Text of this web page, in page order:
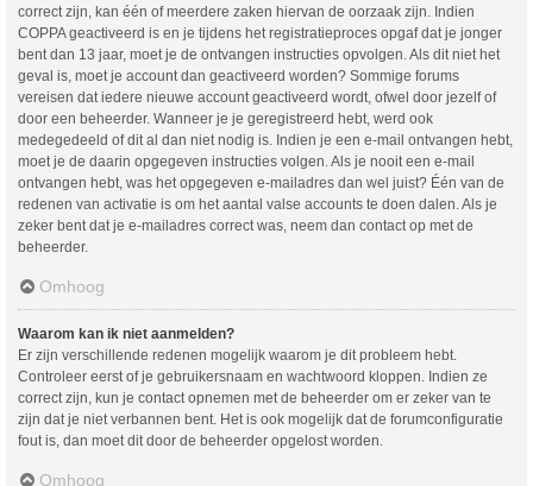
correct zijn, kan één of meerdere zaken hiervan de oorzaak zijn. Indien
COPPA geactiveerd is en je tijdens het registratieproces opgaf dat je jonger
bent dan 13 jaar, moet je de ontvangen instructies opvolgen. Als dit niet het
geval is, moet je account dan geactiveerd worden? Sommige forums
vereisen dat iedere nieuwe account geactiveerd wordt, ofwel door jezelf of
door een beheerder. Wanneer je je geregistreerd hebt, werd ook
medegedeeld of dit al dan niet nodig is. Indien je een e-mail ontvangen hebt,
moet je de daarin opgegeven instructies volgen. Als je nooit een e-mail
ontvangen hebt, was het opgegeven e-mailadres dan wel juist? Één van de
redenen van activatie is om het aantal valse accounts te doen dalen. Als je
zeker bent dat je e-mailadres correct was, neem dan contact op met de
beheerder.
Omhoog
Waarom kan ik niet aanmelden?
Er zijn verschillende redenen mogelijk waarom je dit probleem hebt.
Controleer eerst of je gebruikersnaam en wachtwoord kloppen. Indien ze
correct zijn, kun je contact opnemen met de beheerder om er zeker van te
zijn dat je niet verbannen bent. Het is ook mogelijk dat de forumconfiguratie
fout is, dan moet dit door de beheerder opgelost worden.
Omhoog